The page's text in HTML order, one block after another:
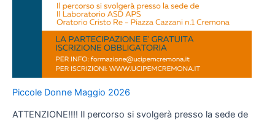
Piccole Donne Maggio 2026
ATTENZIONE!!!! Il percorso si svolgerà presso la sede de